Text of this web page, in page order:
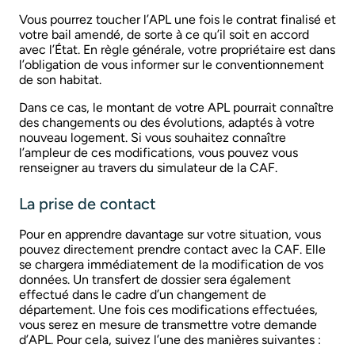
Vous pourrez toucher l’APL une fois le contrat finalisé et
votre bail amendé, de sorte à ce qu’il soit en accord
avec l’État. En règle générale, votre propriétaire est dans
l’obligation de vous informer sur le conventionnement
de son habitat.
Dans ce cas, le montant de votre APL pourrait connaître
des changements ou des évolutions, adaptés à votre
nouveau logement. Si vous souhaitez connaître
l’ampleur de ces modifications, vous pouvez vous
renseigner au travers du simulateur de la CAF.
La prise de contact
Pour en apprendre davantage sur votre situation, vous
pouvez directement prendre contact avec la CAF. Elle
se chargera immédiatement de la modification de vos
données. Un transfert de dossier sera également
effectué dans le cadre d’un changement de
département. Une fois ces modifications effectuées,
vous serez en mesure de transmettre votre demande
d’APL. Pour cela, suivez l’une des manières suivantes :